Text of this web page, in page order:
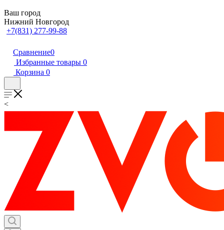
Ваш город
Нижний Новгород
+7(831) 277-99-88
Сравнение0
Избранные товары 0
Корзина 0
<